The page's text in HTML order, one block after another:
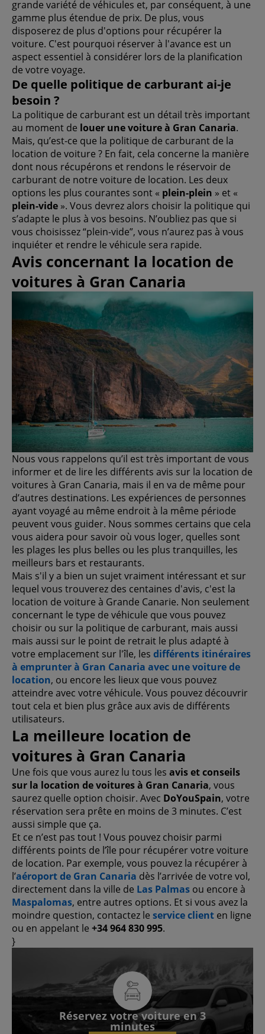
grande variété de véhicules et, par conséquent, à une
gamme plus étendue de prix. De plus, vous
disposerez de plus d'options pour récupérer la
voiture. C'est pourquoi réserver à l'avance est un
aspect essentiel à considérer lors de la planification
de votre voyage.
De quelle politique de carburant ai-je
besoin ?
La politique de carburant est un détail très important
au moment de louer une voiture à Gran Canaria.
Mais, qu’est-ce que la politique de carburant de la
location de voiture ? En fait, cela concerne la manière
dont nous récupérons et rendons le réservoir de
carburant de notre voiture de location. Les deux
options les plus courantes sont « plein-plein » et «
plein-vide ». Vous devrez alors choisir la politique qui
s’adapte le plus à vos besoins. N’oubliez pas que si
vous choisissez “plein-vide”, vous n’aurez pas à vous
inquiéter et rendre le véhicule sera rapide.
Avis concernant la location de
voitures à Gran Canaria
Nous vous rappelons qu’il est très important de vous
informer et de lire les différents avis sur la location de
voitures à Gran Canaria, mais il en va de même pour
d’autres destinations. Les expériences de personnes
ayant voyagé au même endroit à la même période
peuvent vous guider. Nous sommes certains que cela
vous aidera pour savoir où vous loger, quelles sont
les plages les plus belles ou les plus tranquilles, les
meilleurs bars et restaurants.
Mais s'il y a bien un sujet vraiment intéressant et sur
lequel vous trouverez des centaines d'avis, c'est la
location de voiture à Grande Canarie. Non seulement
concernant le type de véhicule que vous pouvez
choisir ou sur la politique de carburant, mais aussi
mais aussi sur le point de retrait le plus adapté à
votre emplacement sur l'île, les différents itinéraires
à emprunter à Gran Canaria avec une voiture de
location, ou encore les lieux que vous pouvez
atteindre avec votre véhicule. Vous pouvez découvrir
tout cela et bien plus grâce aux avis de différents
utilisateurs.
La meilleure location de
voitures à Gran Canaria
Une fois que vous aurez lu tous les avis et conseils
sur la location de voitures à Gran Canaria, vous
saurez quelle option choisir. Avec DoYouSpain, votre
réservation sera prête en moins de 3 minutes. C’est
aussi simple que ça.
Et ce n’est pas tout ! Vous pouvez choisir parmi
différents points de l’île pour récupérer votre voiture
de location. Par exemple, vous pouvez la récupérer à
l’aéroport de Gran Canaria dès l’arrivée de votre vol,
directement dans la ville de Las Palmas ou encore à
Maspalomas, entre autres options. Et si vous avez la
moindre question, contactez le service client en ligne
ou en appelant le +34 964 830 995.
}
Réservez votre voiture en 3
minutes